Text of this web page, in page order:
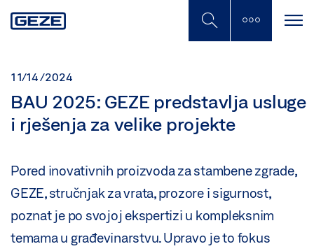
to
11/14/2024
BAU 2025: GEZE predstavlja usluge
i rješenja za velike projekte
Pored inovativnih proizvoda za stambene zgrade,
GEZE, stručnjak za vrata, prozore i sigurnost,
poznat je po svojoj ekspertizi u kompleksnim
temama u građevinarstvu. Upravo je to fokus